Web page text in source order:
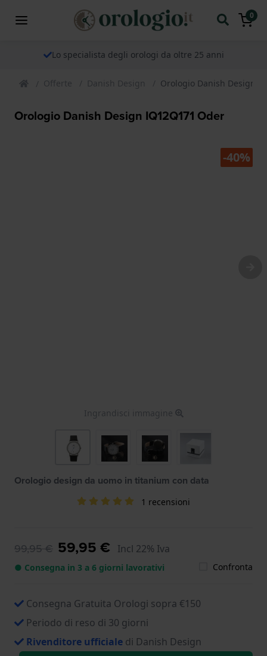
0
Lo specialista degli orologi da oltre 25 anni
Offerte Danish Design Orologio Danish Design
Orologio Danish Design IQ12Q171 Oder
-40%
Ingrandisci immagine
Orologio design da uomo in titanium con data
1 recensioni
99,95 € 59,95 € Incl 22% Iva
● Consegna in 3 a 6 giorni lavorativi Confronta
Consegna Gratuita Orologi sopra €150
Periodo di reso di 30 giorni
Rivenditore ufficiale di Danish Design